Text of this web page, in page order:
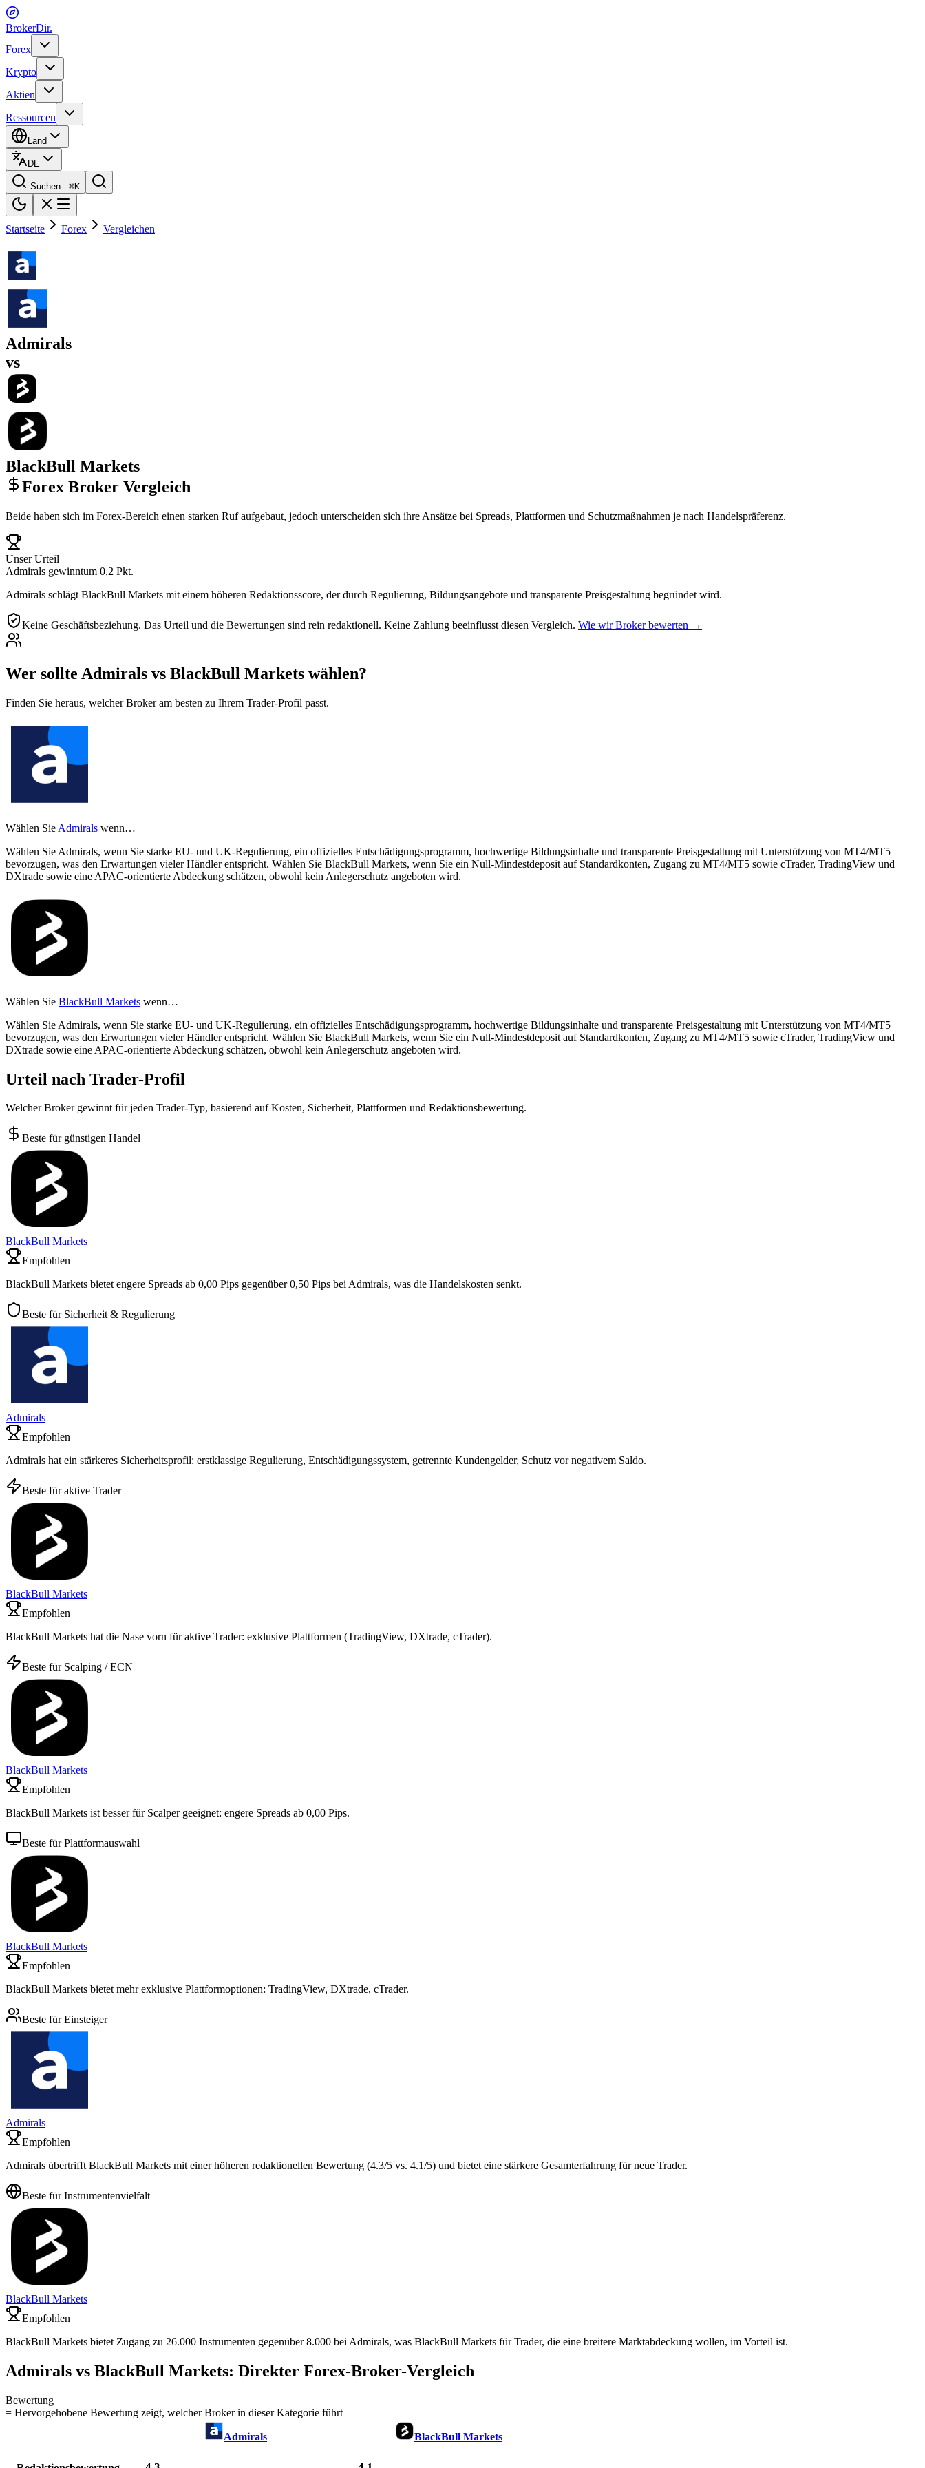
BrokerDir.
Forex
Krypto
Aktien
Ressourcen
Land
DE
Suchen...⌘K
Startseite Forex Vergleichen
Admirals
vs
BlackBull Markets
Forex Broker Vergleich
Beide haben sich im Forex-Bereich einen starken Ruf aufgebaut, jedoch unterscheiden sich ihre Ansätze bei Spreads, Plattformen und Schutzmaßnahmen je nach Handelspräferenz.
Unser Urteil
Admirals gewinntum 0,2 Pkt.
Admirals schlägt BlackBull Markets mit einem höheren Redaktionsscore, der durch Regulierung, Bildungsangebote und transparente Preisgestaltung begründet wird.
Keine Geschäftsbeziehung. Das Urteil und die Bewertungen sind rein redaktionell. Keine Zahlung beeinflusst diesen Vergleich. Wie wir Broker bewerten →
Wer sollte Admirals vs BlackBull Markets wählen?
Finden Sie heraus, welcher Broker am besten zu Ihrem Trader-Profil passt.
Wählen Sie Admirals wenn…
Wählen Sie Admirals, wenn Sie starke EU- und UK-Regulierung, ein offizielles Entschädigungsprogramm, hochwertige Bildungsinhalte und transparente Preisgestaltung mit Unterstützung von MT4/MT5
bevorzugen, was den Erwartungen vieler Händler entspricht. Wählen Sie BlackBull Markets, wenn Sie ein Null-Mindestdeposit auf Standardkonten, Zugang zu MT4/MT5 sowie cTrader, TradingView und
DXtrade sowie eine APAC-orientierte Abdeckung schätzen, obwohl kein Anlegerschutz angeboten wird.
Wählen Sie BlackBull Markets wenn…
Wählen Sie Admirals, wenn Sie starke EU- und UK-Regulierung, ein offizielles Entschädigungsprogramm, hochwertige Bildungsinhalte und transparente Preisgestaltung mit Unterstützung von MT4/MT5
bevorzugen, was den Erwartungen vieler Händler entspricht. Wählen Sie BlackBull Markets, wenn Sie ein Null-Mindestdeposit auf Standardkonten, Zugang zu MT4/MT5 sowie cTrader, TradingView und
DXtrade sowie eine APAC-orientierte Abdeckung schätzen, obwohl kein Anlegerschutz angeboten wird.
Urteil nach Trader-Profil
Welcher Broker gewinnt für jeden Trader-Typ, basierend auf Kosten, Sicherheit, Plattformen und Redaktionsbewertung.
Beste für günstigen Handel
BlackBull Markets
Empfohlen
BlackBull Markets bietet engere Spreads ab 0,00 Pips gegenüber 0,50 Pips bei Admirals, was die Handelskosten senkt.
Beste für Sicherheit & Regulierung
Admirals
Empfohlen
Admirals hat ein stärkeres Sicherheitsprofil: erstklassige Regulierung, Entschädigungssystem, getrennte Kundengelder, Schutz vor negativem Saldo.
Beste für aktive Trader
BlackBull Markets
Empfohlen
BlackBull Markets hat die Nase vorn für aktive Trader: exklusive Plattformen (TradingView, DXtrade, cTrader).
Beste für Scalping / ECN
BlackBull Markets
Empfohlen
BlackBull Markets ist besser für Scalper geeignet: engere Spreads ab 0,00 Pips.
Beste für Plattformauswahl
BlackBull Markets
Empfohlen
BlackBull Markets bietet mehr exklusive Plattformoptionen: TradingView, DXtrade, cTrader.
Beste für Einsteiger
Admirals
Empfohlen
Admirals übertrifft BlackBull Markets mit einer höheren redaktionellen Bewertung (4.3/5 vs. 4.1/5) und bietet eine stärkere Gesamterfahrung für neue Trader.
Beste für Instrumentenvielfalt
BlackBull Markets
Empfohlen
BlackBull Markets bietet Zugang zu 26.000 Instrumenten gegenüber 8.000 bei Admirals, was BlackBull Markets für Trader, die eine breitere Marktabdeckung wollen, im Vorteil ist.
Admirals vs BlackBull Markets: Direkter Forex-Broker-Vergleich
Bewertung
= Hervorgehobene Bewertung zeigt, welcher Broker in dieser Kategorie führt
Admirals BlackBull Markets